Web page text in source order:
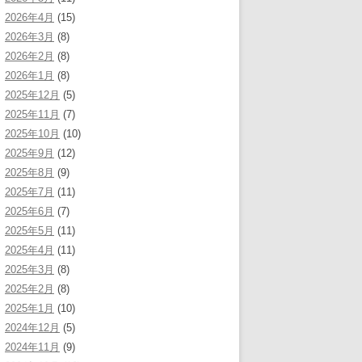
2026年4月 (15)
2026年3月 (8)
2026年2月 (8)
2026年1月 (8)
2025年12月 (5)
2025年11月 (7)
2025年10月 (10)
2025年9月 (12)
2025年8月 (9)
2025年7月 (11)
2025年6月 (7)
2025年5月 (11)
2025年4月 (11)
2025年3月 (8)
2025年2月 (8)
2025年1月 (10)
2024年12月 (5)
2024年11月 (9)